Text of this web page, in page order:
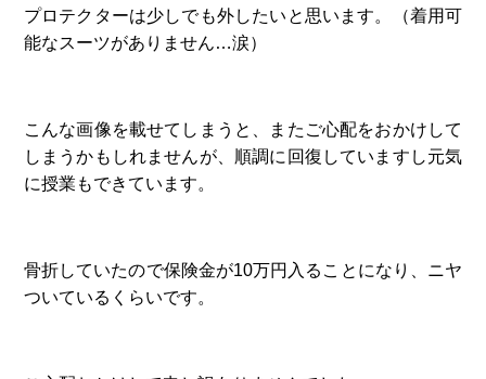
プロテクターは少しでも外したいと思います。（着用可
能なスーツがありません…涙）
こんな画像を載せてしまうと、またご心配をおかけして
しまうかもしれませんが、順調に回復していますし元気
に授業もできています。
骨折していたので保険金が10万円入ることになり、ニヤ
ついているくらいです。